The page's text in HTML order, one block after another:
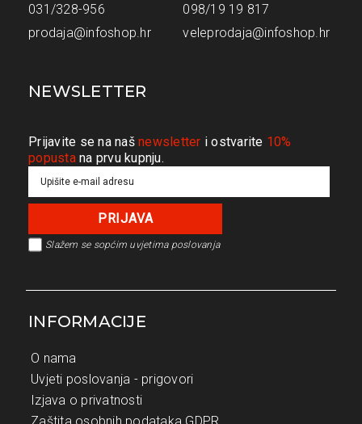
031/328-956
prodaja@infoshop.hr
098/19 19 817
veleprodaja@infoshop.hr
NEWSLETTER
Prijavite se na naš newsletter i ostvarite 10%
popustana prvu kupnju.
Slažem se sopćim uvjetima poslovanja
INFORMACIJE
O nama
Uvjeti poslovanja - prigovori
Izjava o privatnosti
Zaštita osobnih podataka GDPR